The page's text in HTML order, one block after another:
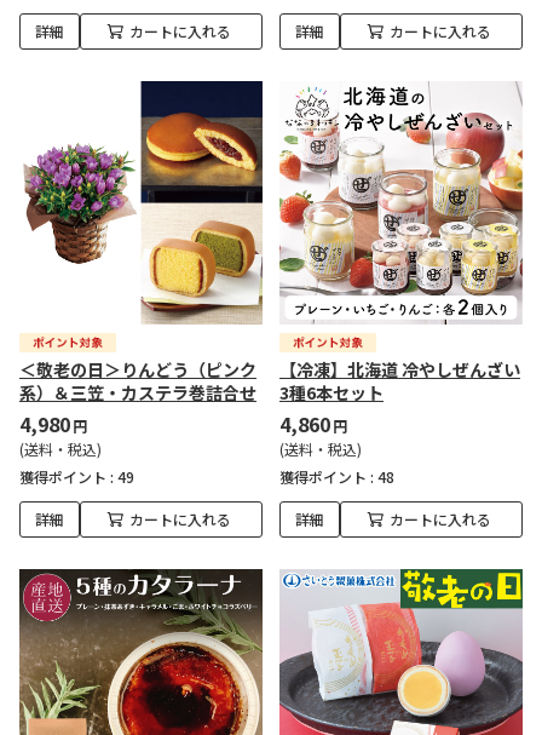
詳細 カートに入れる 詳細 カートに入れる
＜敬老の日＞りんどう（ピンク
系）＆三笠・カステラ巻詰合せ
4,980円
(送料・税込)
獲得ポイント : 49
詳細 カートに入れる
【冷凍】北海道 冷やしぜんざい
3種6本セット
4,860円
(送料・税込)
獲得ポイント : 48
詳細 カートに入れる